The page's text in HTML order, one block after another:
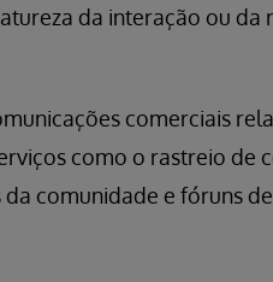
da interação ou da
comerciais
como o rastreio de
comunidade e fóruns